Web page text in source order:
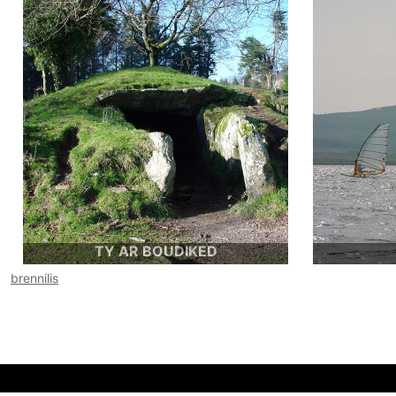
Image
TY AR BOUDIKED
Ou encore "la maison des nains".
brennilis